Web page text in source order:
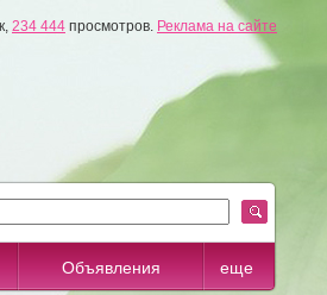
234 444 просмотров. Реклама на сайте
Объявления еще